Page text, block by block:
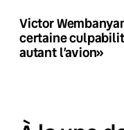
Victor
certaine
autant l’avion»